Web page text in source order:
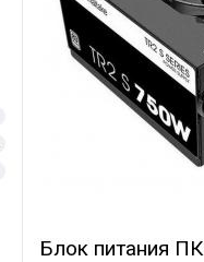
Блок питания